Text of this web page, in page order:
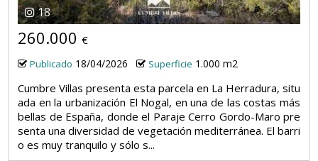
18
260.000 €
Publicado 18/04/2026 Superficie 1.000 m2
Cumbre Villas presenta esta parcela en La Herradura, situ
ada en la urbanización El Nogal, en una de las costas más
bellas de España, donde el Paraje Cerro Gordo-Maro pre
senta una diversidad de vegetación mediterránea. El barri
o es muy tranquilo y sólo s...